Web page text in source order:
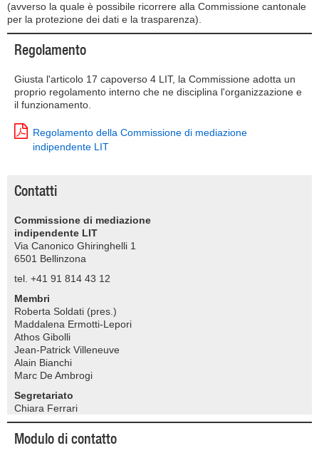
(avverso la quale è possibile ricorrere alla Commissione cantonale
per la protezione dei dati e la trasparenza).
Regolamento
Giusta l'articolo 17 capoverso 4 LIT, la Commissione adotta un
proprio regolamento interno che ne disciplina l'organizzazione e
il funzionamento.
Regolamento della Commissione di mediazione
indipendente LIT
Contatti
Commissione di mediazione
indipendente LIT
Via Canonico Ghiringhelli 1
6501 Bellinzona
tel. +41 91 814 43 12
Membri
Roberta Soldati (pres.)
Maddalena Ermotti-Lepori
Athos Gibolli
Jean-Patrick Villeneuve
Alain Bianchi
Marc De Ambrogi
Segretariato
Chiara Ferrari
Modulo di contatto